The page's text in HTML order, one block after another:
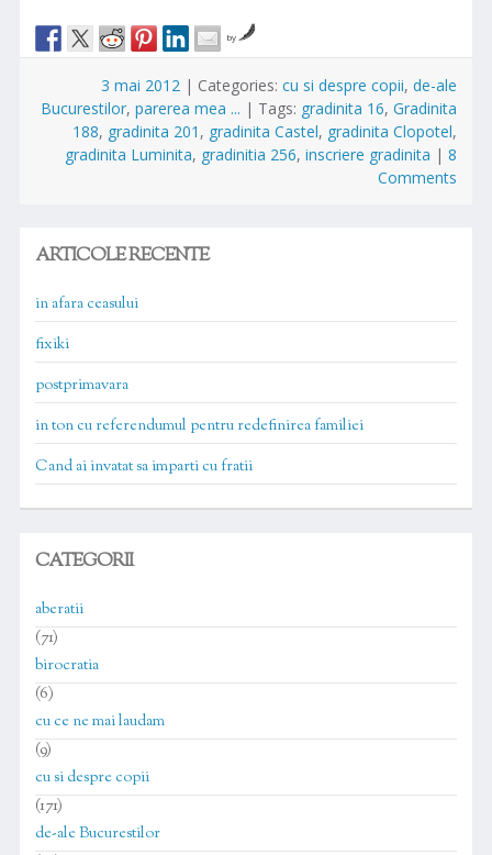
by
3 mai 2012 | Categories:cu si despre copii,de-ale
Bucurestilor,parerea mea ... | Tags: gradinita 16,Gradinita
188, gradinita 201 , gradinita Castel, gradinita Clopotel,
gradinita Luminita, gradinitia 256,inscriere gradinita |8
Comments
ARTICOLE RECENTE
in afara ceasului
fixiki
postprimavara
in ton cu referendumul pentru redefinirea familiei
Cand ai invatat sa imparti cu fratii
CATEGORII
aberatii
(71)
birocratia
(6)
cu ce ne mai laudam
(9)
cu si despre copii
(171)
de-ale Bucurestilor